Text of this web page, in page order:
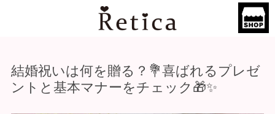
結婚祝いは何を贈る？💐喜ばれるプレゼ
ントと基本マナーをチェック🎁✨